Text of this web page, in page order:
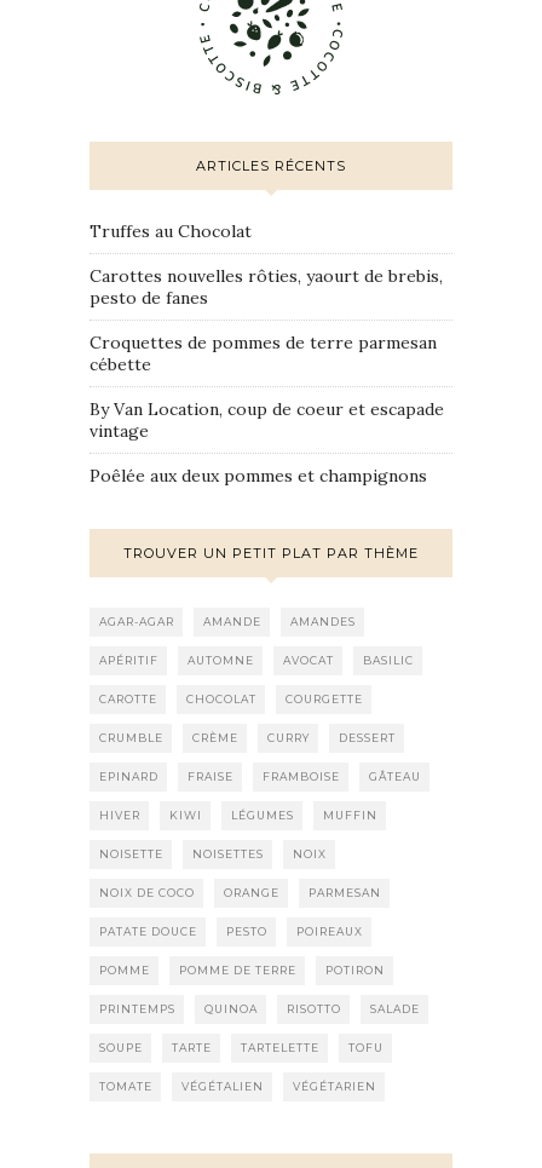
ARTICLES RÉCENTS
Truffes au Chocolat
Carottes nouvelles rôties, yaourt de brebis,
pesto de fanes
Croquettes de pommes de terre parmesan
cébette
By Van Location, coup de coeur et escapade
vintage
Poêlée aux deux pommes et champignons
TROUVER UN PETIT PLAT PAR THÈME
AGAR-AGAR AMANDE AMANDES
APÉRITIF AUTOMNE AVOCAT BASILIC
CAROTTE CHOCOLAT COURGETTE
CRUMBLE CRÈME CURRY DESSERT
EPINARD FRAISE FRAMBOISE GÂTEAU
HIVER KIWI LÉGUMES MUFFIN
NOISETTE NOISETTES NOIX
NOIX DE COCO ORANGE PARMESAN
PATATE DOUCE PESTO POIREAUX
POMME POMME DE TERRE POTIRON
PRINTEMPS QUINOA RISOTTO SALADE
SOUPE TARTE TARTELETTE TOFU
TOMATE VÉGÉTALIEN VÉGÉTARIEN